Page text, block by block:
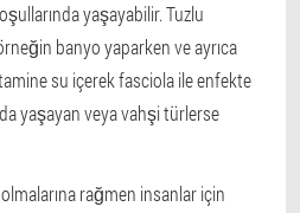
yaşayabilir. Tuzlu
banyo yaparken ve ayrıca
su içerek fasciola ile enfekte
yaşayan veya vahşi türlerse
rağmen insanlar için